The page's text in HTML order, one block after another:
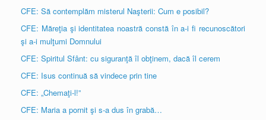
CFE: Să contemplăm misterul Naşterii: Cum e posibil?
CFE: Măreţia şi identitatea noastră constă în a-i fi recunoscători
şi a-i mulţumi Domnului
CFE: Spiritul Sfânt: cu siguranţă îl obţinem, dacă îl cerem
CFE: Isus continuă să vindece prin tine
CFE: „Chemaţi-l!”
CFE: Maria a pornit şi s-a dus în grabă…